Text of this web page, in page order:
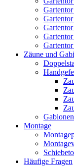
Zäune und
Gabionen
Montage
Häufige Fragen